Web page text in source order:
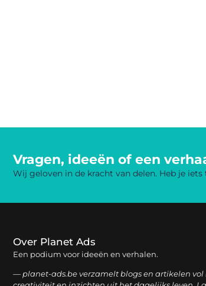
Vragen, ideeën of een
Wij geloven in de kracht van delen. Heb je
Over Planet Ads
Een podium voor ideeën en verhalen.
— planet-ads.be verzamelt blogs en artikelen vol